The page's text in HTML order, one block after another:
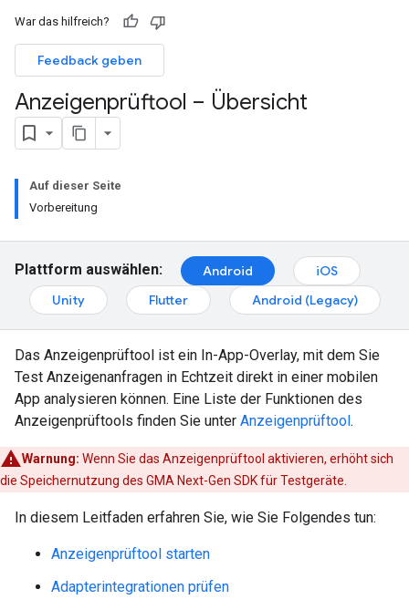
War das hilfreich?
Feedback geben
Anzeigenprüftool – Übersicht
Auf dieser Seite
Vorbereitung
Plattform auswählen: Android
iOS
Unity
Flutter Android (Legacy)
Das Anzeigenprüftool ist ein In-App-Overlay, mit dem Sie
Test Anzeigenanfragen in Echtzeit direkt in einer mobilen
App analysieren können. Eine Liste der Funktionen des
Anzeigenprüftools finden Sie unter Anzeigenprüftool.
Warnung: Wenn Sie das Anzeigenprüftool aktivieren, erhöht sich
die Speichernutzung des GMA Next-Gen SDKfür Testgeräte.
In diesem Leitfaden erfahren Sie, wie Sie Folgendes tun:
Anzeigenprüftool starten
Adapterintegrationen prüfen